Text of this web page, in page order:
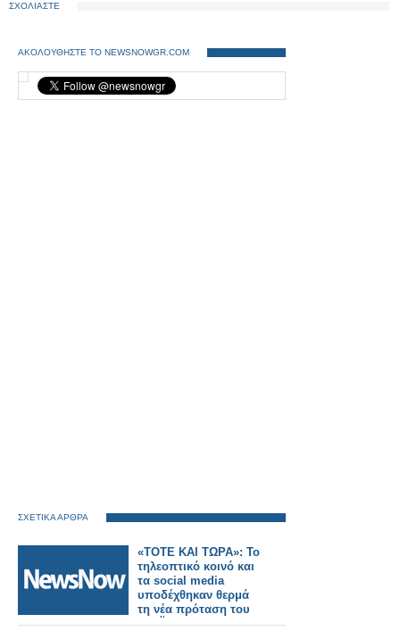
ΣΧΟΛΙΑΣΤΕ
ΑΚΟΛΟΥΘΗΣΤΕ ΤΟ NEWSNOWGR.COM
ΣΧΕΤΙΚΑ ΑΡΘΡΑ
«ΤΟΤΕ ΚΑΙ ΤΩΡΑ»: Το
τηλεοπτικό κοινό και
τα social media
υποδέχθηκαν θερμά
τη νέα πρόταση του
ΣΚΑΪ